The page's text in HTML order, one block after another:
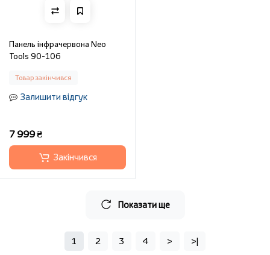
Панель інфрачервона Neo
Tools 90-106
Товар закінчився
Залишити відгук
7 999 ₴
Закінчився
Показати ще
1 2 3 4 > >|